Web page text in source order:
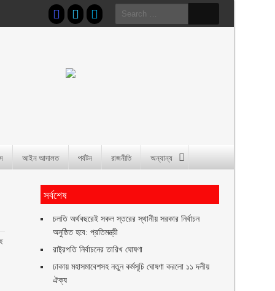
Search
for:
আইন আদালত পর্যটন রাজনীতি অন্যান্য
সর্বশেষ
চলতি অর্থবছরেই সকল স্তরের স্থানীয় সরকার নির্বাচন
অনুষ্ঠিত হবে: প্রতিমন্ত্রী
রাষ্ট্রপতি নির্বাচনের তারিখ ঘোষণা
ঢাকায় মহাসমাবেশসহ নতুন কর্মসূচি ঘোষণা করলো ১১ দলীয়
ঐক্য